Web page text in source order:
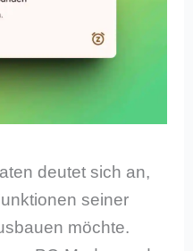
deutet sich an,
seiner
möchte.